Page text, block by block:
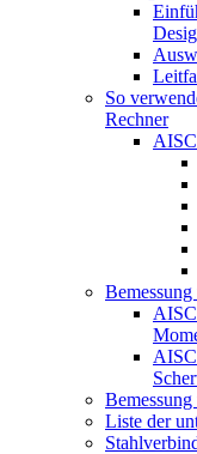
So
Rechner
Liste der